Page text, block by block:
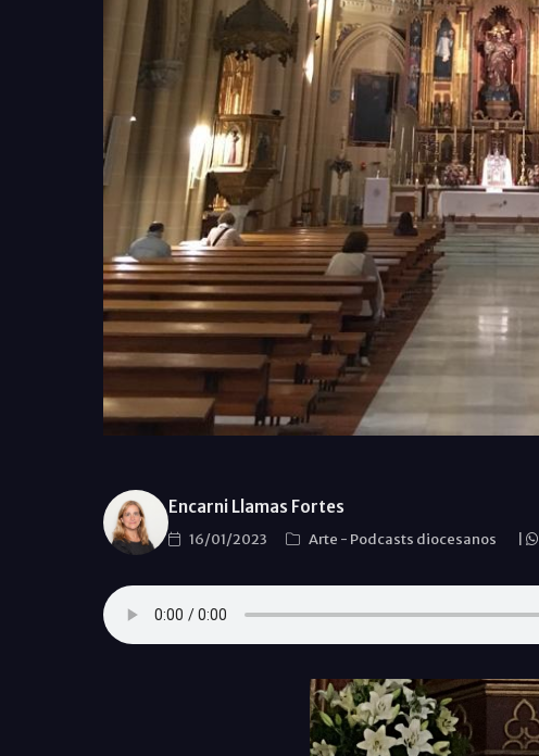
Encarni Llamas Fortes
16/01/2023 Arte - Podcasts diocesanos